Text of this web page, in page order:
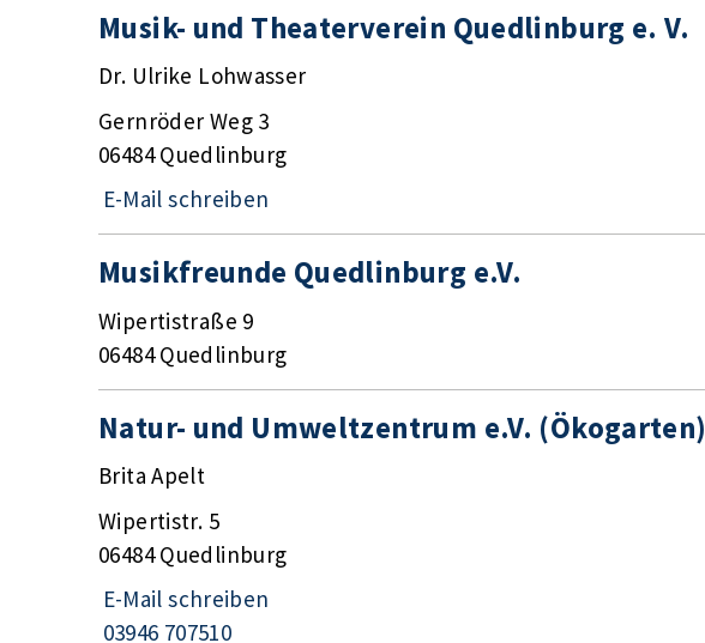
Musik- und Theaterverein Quedlinburg e. V.
Dr. Ulrike Lohwasser
Gernröder Weg 3
06484 Quedlinburg
E-Mail schreiben
Musikfreunde Quedlinburg e.V.
Wipertistraße 9
06484 Quedlinburg
Natur- und Umweltzentrum e.V. (Ökogarten)
Brita Apelt
Wipertistr. 5
06484 Quedlinburg
E-Mail schreiben
03946 707510